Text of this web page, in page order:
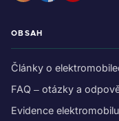
OBSAH
Články o
FAQ – otázky a
Evidence elektromobilu